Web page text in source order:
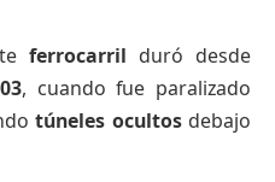
ferrocarril duró desde
, cuando fue paralizado
túneles ocultosdebajo